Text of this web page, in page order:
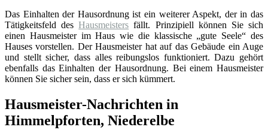
Das Einhalten der Hausordnung ist ein weiterer Aspekt, der in das
Tätigkeitsfeld desHausmeisters fällt. Prinzipiell können Sie sich
einen Hausmeister im Haus wie die klassische „gute Seele“ des
Hauses vorstellen. Der Hausmeister hat auf das Gebäude ein Auge
und stellt sicher, dass alles reibungslos funktioniert. Dazu gehört
ebenfalls das Einhalten der Hausordnung. Bei einem Hausmeister
können Sie sicher sein, dass er sich kümmert.
Hausmeister-Nachrichten in
Himmelpforten, Niederelbe